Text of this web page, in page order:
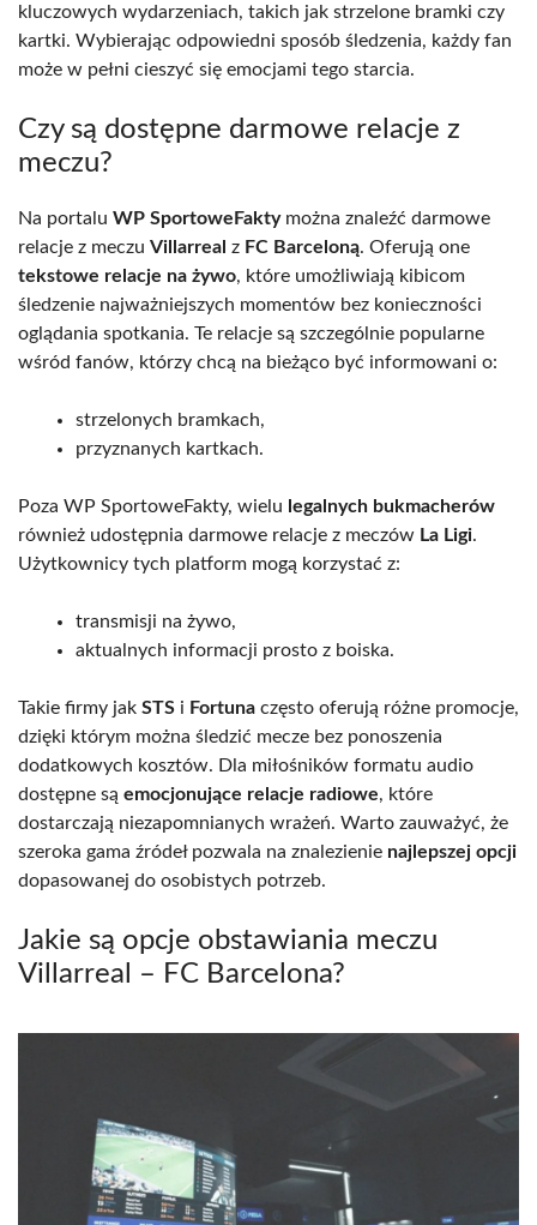
kluczowych wydarzeniach, takich jak strzelone bramki czy
kartki. Wybierając odpowiedni sposób śledzenia, każdy fan
może w pełni cieszyć się emocjami tego starcia.
Czy są dostępne darmowe relacje z
meczu?
Na portalu WP SportoweFaktymożna znaleźć darmowe
relacje z meczu Villarreal z FC Barceloną. Oferują one
tekstowe relacje na żywo, które umożliwiają kibicom
śledzenie najważniejszych momentów bez konieczności
oglądania spotkania. Te relacje są szczególnie popularne
wśród fanów, którzy chcą na bieżąco być informowani o:
strzelonych bramkach,
przyznanych kartkach.
Poza WP SportoweFakty, wielu legalnych bukmacherów
również udostępnia darmowe relacje z meczów La Ligi.
Użytkownicy tych platform mogą korzystać z:
transmisji na żywo,
aktualnych informacji prosto z boiska.
Takie firmy jak STS i Fortuna często oferują różne promocje,
dzięki którym można śledzić mecze bez ponoszenia
dodatkowych kosztów. Dla miłośników formatu audio
dostępne są emocjonujące relacje radiowe, które
dostarczają niezapomnianych wrażeń. Warto zauważyć, że
szeroka gama źródeł pozwala na znalezienie najlepszej opcji
dopasowanej do osobistych potrzeb.
Jakie są opcje obstawiania meczu
Villarreal – FC Barcelona?